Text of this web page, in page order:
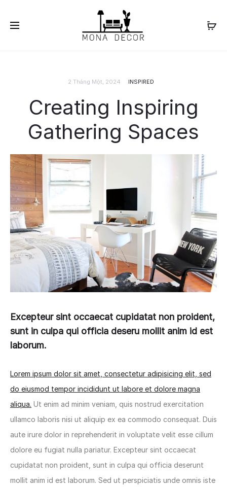
2 Tháng Một, 2024 INSPIRED
Creating Inspiring
Gathering Spaces
Excepteur sint occaecat cupidatat non proident,
sunt in culpa qui officia deseru mollit anim id est
laborum.
Lorem ipsum dolor sit amet, consectetur adipisicing elit, sed
do eiusmod tempor incididunt ut labore et dolore magna
aliqua. Ut enim ad minim veniam, quis nostrud exercitation
ullamco laboris nisi ut aliquip ex ea commodo consequat. Duis
aute irure dolor in reprehenderit in voluptate velit esse cillum
dolore eu fugiat nulla pariatur. Excepteur sint occaecat
cupidatat non proident, sunt in culpa qui officia deserunt
mollit anim id est laborum. Sed ut perspiciatis unde omnis iste